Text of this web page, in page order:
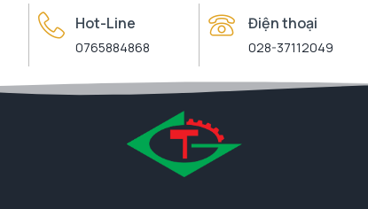
Hot-Line
0765884868
Điện thoại
028-37112049